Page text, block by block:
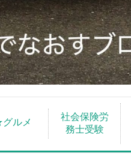
ルメ
社会保険労
務士受験